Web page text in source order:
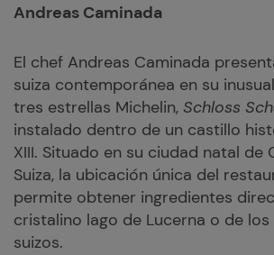
Andreas Caminada
El chef Andreas Caminada
suiza contemporánea en su
tres estrellas Michelin, Schloss
instalado dentro de un castillo
XIII. Situado en su ciudad natal de
Suiza, la ubicación única del
permite obtener ingredientes
cristalino lago de Lucerna o de
suizos.